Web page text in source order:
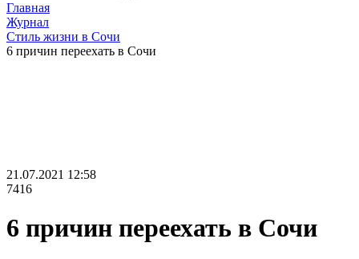
Главная
Журнал
Стиль жизни в Сочи
6 причин переехать в Сочи
21.07.2021 12:58
7416
6 причин переехать в Сочи